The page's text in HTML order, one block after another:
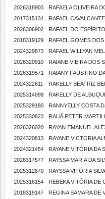
2026318903
RAFAELA OLIVEIRA
2017315134
RAFAEL
2026306902
RAFAEL DO
2018319129
RAFAEL GOMES
2024329873
RAFAEL WILLYAN
2026320910
RAIANE VIEIRA DOS
2026319571
RAIANY FAUSTINO
2024322611
RAKELLY BEATRIZ
2025314098
RAKELLY DE
2025329180
RANNYELLY COSTA
2025330823
RAUÃ PETER
2026326020
RAYAN EMANUEL
2024320813
RAYANE VICTORIA
2024321454
RAYANE VITÓRIA DA
2026317577
RAYSSA MARIA DA
2025312870
RAYSSA VITÓRIA
2025316154
REBEKA VITÓRIA DE
2018319147
REGINA SAMARA DE